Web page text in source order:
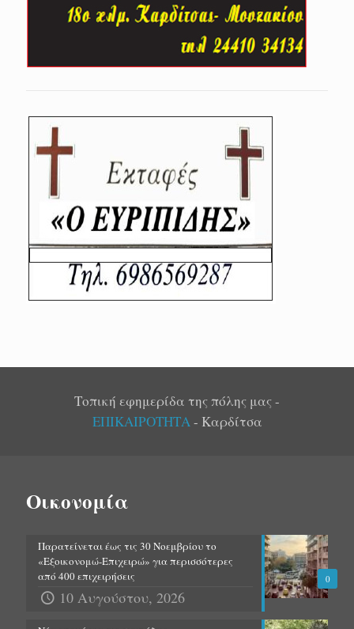
Τοπική εφημερίδα της πόλης μας -
ΕΠΙΚΑΙΡΟΤΗΤΑ - Καρδίτσα
Οικονομία
0
Παρατείνεται έως τις 30 Νοεμβρίου το
«Εξοικονομώ-Επιχειρώ» για περισσότερες
από 400 επιχειρήσεις
10 Αυγούστου, 2026